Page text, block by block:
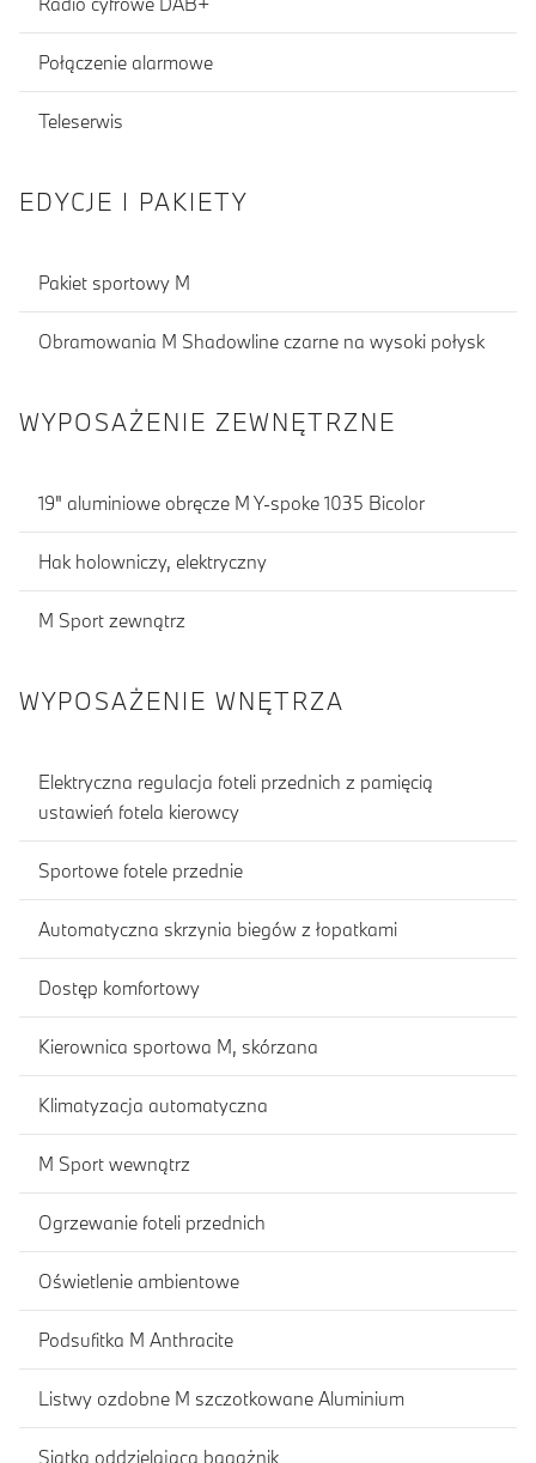
Połączenie alarmowe
Teleserwis
EDYCJE I PAKIETY
Pakiet sportowy M
Obramowania M Shadowline czarne na wysoki połysk
WYPOSAŻENIE ZEWNĘTRZNE
19" aluminiowe obręcze M Y-spoke 1035 Bicolor
Hak holowniczy, elektryczny
M Sport zewnątrz
WYPOSAŻENIE WNĘTRZA
Elektryczna regulacja foteli przednich z pamięcią
ustawień fotela kierowcy
Sportowe fotele przednie
Automatyczna skrzynia biegów z łopatkami
Dostęp komfortowy
Kierownica sportowa M, skórzana
Klimatyzacja automatyczna
M Sport wewnątrz
Ogrzewanie foteli przednich
Oświetlenie ambientowe
Podsufitka M Anthracite
Listwy ozdobne M szczotkowane Aluminium
Siatka oddzielająca bagażnik